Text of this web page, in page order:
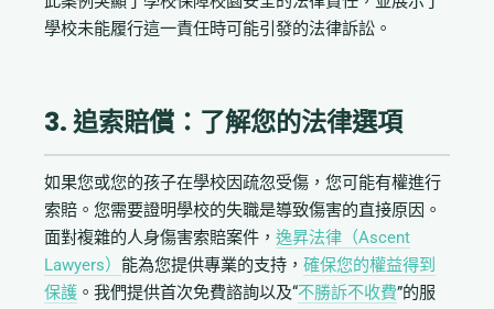
學校未能履行這一責任時可能引發的法律訴訟。
3. 追索賠償：了解您的法律選項
如果您或您的孩子在學校因疏忽受傷，您可能有權進行
索賠。您需要證明學校的失職是導致傷害的直接原因。
面對複雜的人身傷害索賠案件， 逸昇法律（Ascent
Lawyers） 能為您提供專業的支持， 確保您的權益得到
保護 。我們提供首次免費諮詢以及“不勝訴不收費”的服